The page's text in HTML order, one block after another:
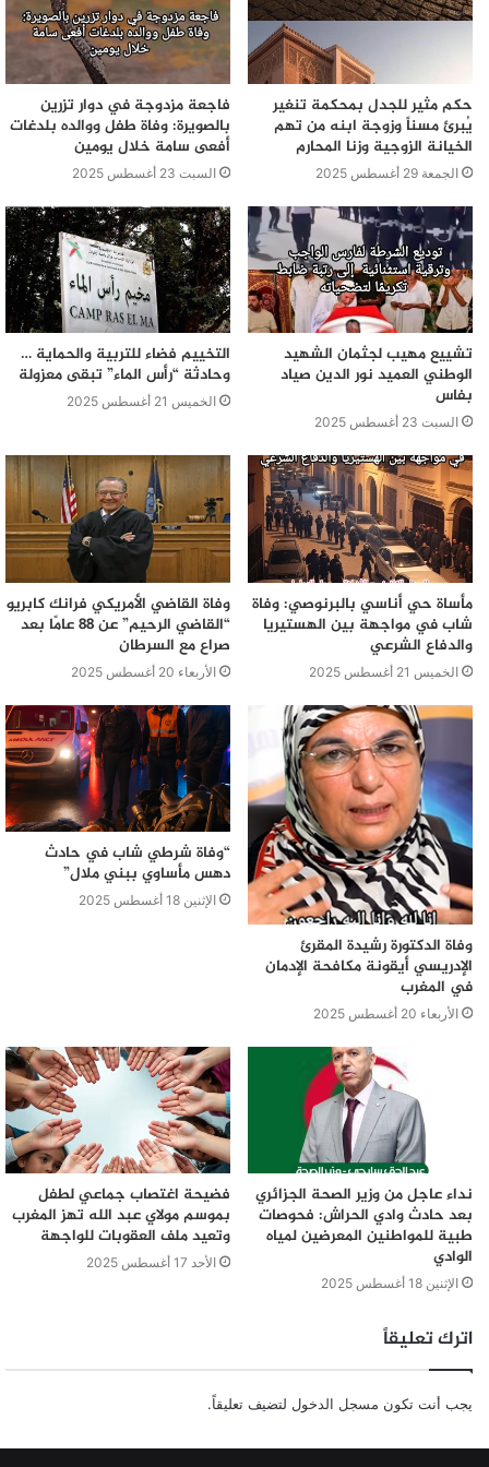
حكم مثير للجدل بمحكمة تنغير
يُبرئ مسناً وزوجة ابنه من تهم
الخيانة الزوجية وزنا المحارم
الجمعة 29 أغسطس 2025
فاجعة مزدوجة في دوار تزرين
بالصويرة: وفاة طفل ووالده بلدغات
أفعى سامة خلال يومين
السبت 23 أغسطس 2025
تشييع مهيب لجثمان الشهيد
الوطني العميد نور الدين صياد
بفاس
السبت 23 أغسطس 2025
التخييم فضاء للتربية والحماية …
وحادثة “رأس الماء” تبقى معزولة
الخميس 21 أغسطس 2025
مأساة حي أناسي بالبرنوصي: وفاة
شاب في مواجهة بين الهستيريا
والدفاع الشرعي
الخميس 21 أغسطس 2025
وفاة القاضي الأمريكي فرانك كابريو
“القاضي الرحيم” عن 88 عامًا بعد
صراع مع السرطان
الأربعاء 20 أغسطس 2025
وفاة الدكتورة رشيدة المقرئ
الإدريسي أيقونة مكافحة الإدمان
في المغرب
الأربعاء 20 أغسطس 2025
“وفاة شرطي شاب في حادث
دهس مأساوي ببني ملال”
الإثنين 18 أغسطس 2025
نداء عاجل من وزير الصحة الجزائري
بعد حادث وادي الحراش: فحوصات
طبية للمواطنين المعرضين لمياه
الوادي
الإثنين 18 أغسطس 2025
فضيحة اغتصاب جماعي لطفل
بموسم مولاي عبد الله تهز المغرب
وتعيد ملف العقوبات للواجهة
الأحد 17 أغسطس 2025
اترك تعليقاً
يجب أنت تكون مسجل الدخول لتضيف تعليقاً.